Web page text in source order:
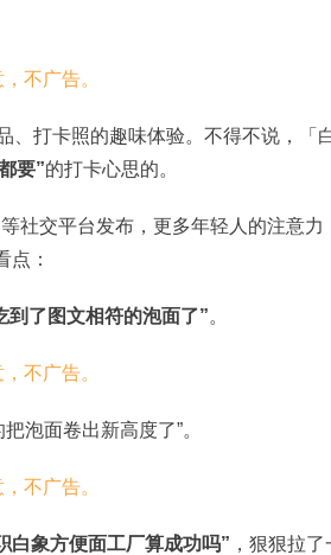
、打卡照的趣味体验。不得不说，「
要”的打卡心思的。
社交平台发布，更多年轻人的注意力
点：
到了图文相符的泡面了”。
泡面卷出新高度了”。
白象方便面工厂算成功吗” ，狠狠拉了